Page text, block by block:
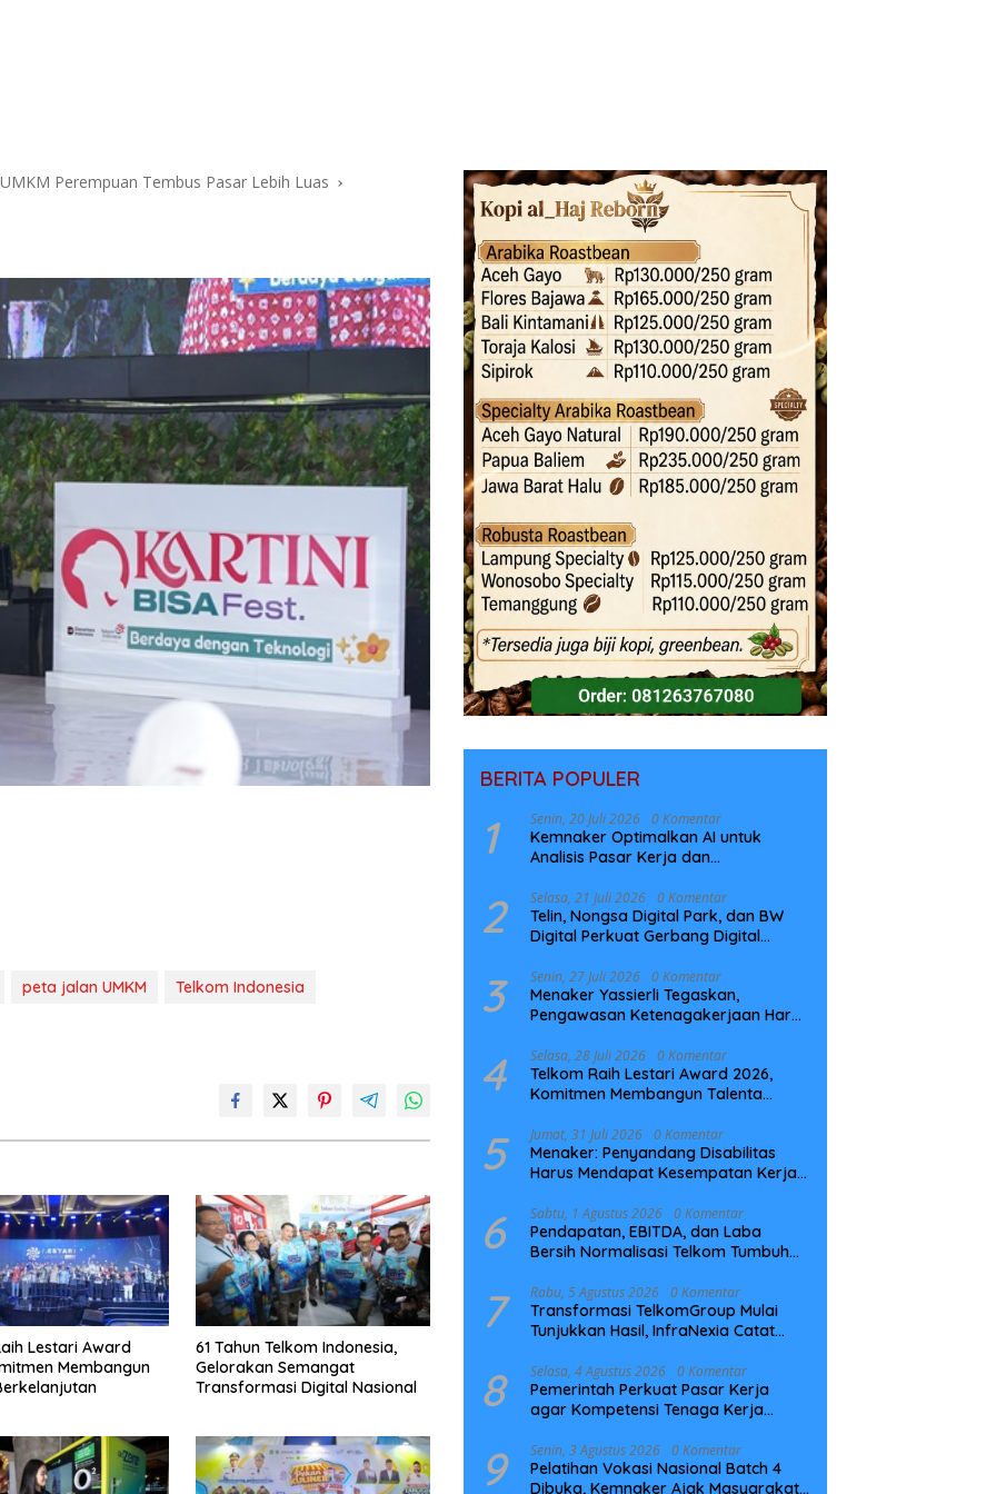
Perempuan Tembus Pasar Lebih Luas
peta jalan UMKM Telkom Indonesia
Lestari Award
Membangun
61 Tahun Telkom Indonesia,
Gelorakan Semangat
Transformasi Digital Nasional
BERITA POPULER
1 Senin, 20 Juli 2026 0 Komentar
Kemnaker Optimalkan AI untuk
Analisis Pasar Kerja dan
2 Selasa, 21 Juli 2026 0 Komentar
Telin, Nongsa Digital Park, dan BW
Digital Perkuat Gerbang Digital
NCC
3 Senin, 27 Juli 2026 0 Komentar
Menaker Yassierli Tegaskan,
Pengawasan Ketenagakerjaan Harus
4 Selasa, 28 Juli 2026 0 Komentar
Telkom Raih Lestari Award 2026,
Komitmen Membangun Talenta
5 Jumat, 31 Juli 2026 0 Komentar
Menaker: Penyandang Disabilitas
Harus Mendapat Kesempatan Kerja
6 Sabtu, 1 Agustus 2026 0 Komentar
Pendapatan, EBITDA, dan Laba
Bersih Normalisasi Telkom Tumbuh
7 Rabu, 5 Agustus 2026 0 Komentar
Transformasi TelkomGroup Mulai
Tunjukkan Hasil, InfraNexia Catat
Digital Nasional
8 Selasa, 4 Agustus 2026 0 Komentar
Pemerintah Perkuat Pasar Kerja
agar Kompetensi Tenaga Kerja
9 Senin, 3 Agustus 2026 0 Komentar
Pelatihan Vokasi Nasional Batch 4
Dibuka, Kemnaker Ajak Masyarakat